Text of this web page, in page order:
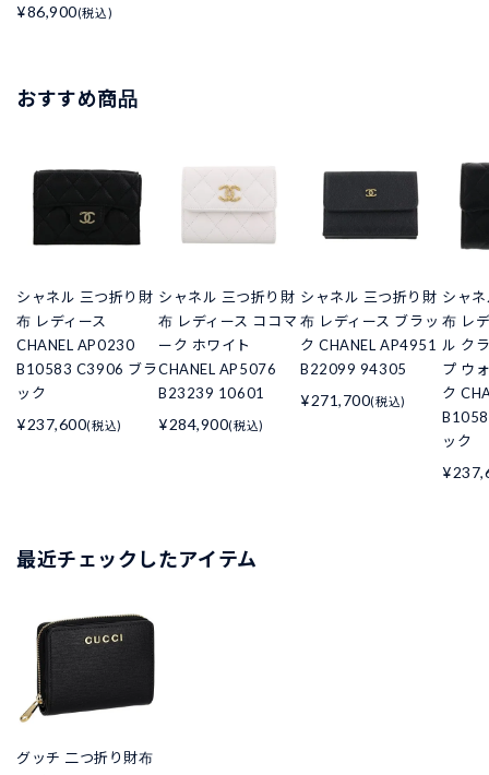
¥86,900(税込)
おすすめ商品
シャネル 三つ折り財
布 レディース
CHANEL AP0230
B10583 C3906 ブラ
ック
¥237,600(税込)
シャネル 三つ折り財
布 レディース ココマ
ーク ホワイト
CHANEL AP5076
B23239 10601
¥284,900(税込)
シャネル 三つ折り財
布 レディース ブラッ
ク CHANEL AP4951
B22099 94305
¥271,700(税込)
シャ
布 レ
ル ク
プ ウ
ク
ック
最近チェックしたアイテム
グッチ 二つ折り財布